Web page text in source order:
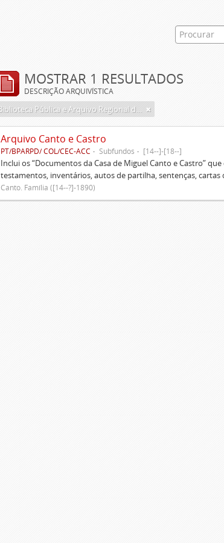
MOSTRAR 1 RESULTADOS
DESCRIÇÃO ARQUIVÍSTICA
Biblioteca Pública e Arquivo Regional de Ponta Delgada
Arquivo Canto e Castro
PT/BPARPD/ COL/CEC-ACC Subfundos [14--]-[18--]
Inclui os “Documentos da Casa de Miguel Canto e Castro”
testamentos, inventários, autos de partilha, sentenças,
Canto. Família ([14--?]-1890)